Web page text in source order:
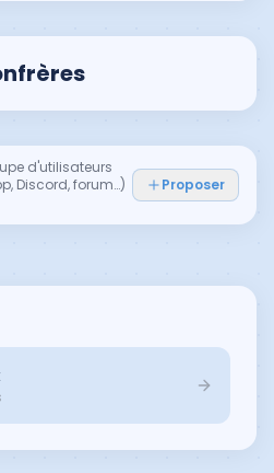
d'utilisateurs
Discord, forum…)
Proposer